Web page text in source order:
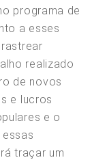
programa de
a esses
realizado
de novos
e lucros
e o
traçar um